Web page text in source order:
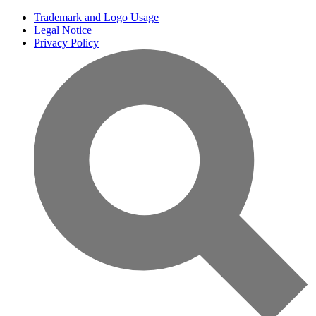
Trademark and Logo Usage
Legal Notice
Privacy Policy